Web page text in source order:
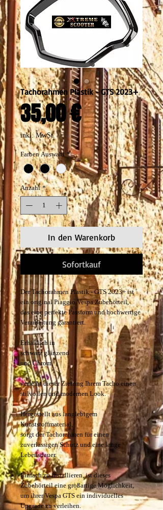
Tachorahmen Plastik - GTS 2023+
35,00 €Preis
inkl. MwSt.
Farben Auswahl *
Anzahl *
In den Warenkorb
Sofortkauf
Der Tachorahmen Plastik - GTS 2023+ ist
ein original Piaggio Vespa Zubehörteil,
das eine perfekte Passform und hochwertige
Verarbeitung garantiert.
Erhältlich in
schwarz glänzend
und Chrom,
verleiht dieser Zierring Ihrem Tacho einen
stilvollen und modernen Look.
Hergestellt aus langlebigem
Kunststoffmaterial,
sorgt der Tachorahmen für einen
zuverlässigen Schutz und eine lange
Lebensdauer.
Einfach zu installieren, ist dieses
Zubehörteil eine großartige Möglichkeit,
um ihrer Vespa GTS ein individuelles
Upgrade zu verleihen.